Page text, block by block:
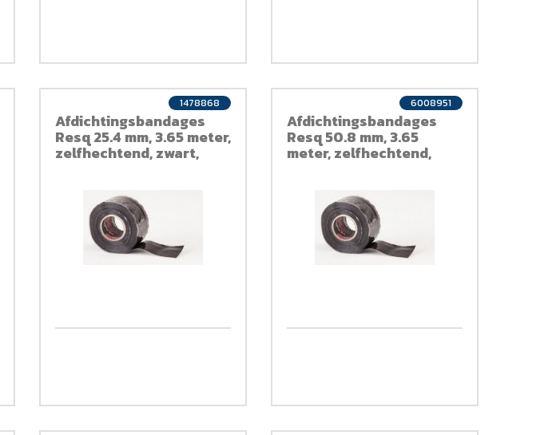
Afdichtingsbandages
Resq 25.4 mm, 3.65 meter,
zelfhechtend, zwart,
1478868
Afdichtingsbandages
Resq 50.8 mm, 3.65
meter, zelfhechtend,
6008951